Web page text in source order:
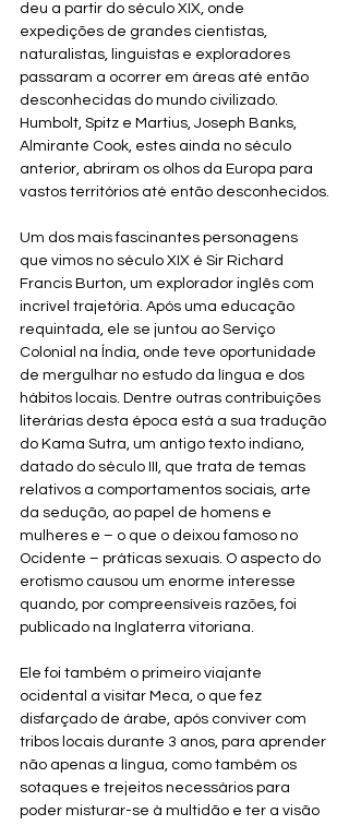
deu a partir do século XIX, onde
expedições de grandes cientistas,
naturalistas, linguistas e exploradores
passaram a ocorrer em áreas até então
desconhecidas do mundo civilizado.
Humbolt, Spitz e Martius, Joseph Banks,
Almirante Cook, estes ainda no século
anterior, abriram os olhos da Europa para
vastos territórios até então desconhecidos.
Um dos mais fascinantes personagens
que vimos no século XIX é Sir Richard
Francis Burton, um explorador inglês com
incrível trajetória. Após uma educação
requintada, ele se juntou ao Serviço
Colonial na Índia, onde teve oportunidade
de mergulhar no estudo da língua e dos
hábitos locais. Dentre outras contribuições
literárias desta época está a sua tradução
do Kama Sutra, um antigo texto indiano,
datado do século III, que trata de temas
relativos a comportamentos sociais, arte
da sedução, ao papel de homens e
mulheres e – o que o deixou famoso no
Ocidente – práticas sexuais. O aspecto do
erotismo causou um enorme interesse
quando, por compreensíveis razões, foi
publicado na Inglaterra vitoriana.
Ele foi também o primeiro viajante
ocidental a visitar Meca, o que fez
disfarçado de árabe, após conviver com
tribos locais durante 3 anos, para aprender
não apenas a língua, como também os
sotaques e trejeitos necessários para
poder misturar-se à multidão e ter a visão